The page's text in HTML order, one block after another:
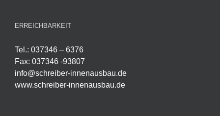
ERREICHBARKEIT
Tel.: 037346 – 6376
Fax: 037346 -93807
info@schreiber-innenausbau.de
www.schreiber-innenausbau.de